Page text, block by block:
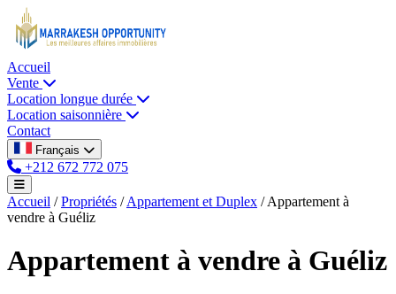
Accueil
Vente
Location longue durée
Location saisonnière
Contact
Français
+212 672 772 075
Accueil / Propriétés / Appartement et Duplex / Appartement à
vendre à Guéliz
Appartement à vendre à Guéliz